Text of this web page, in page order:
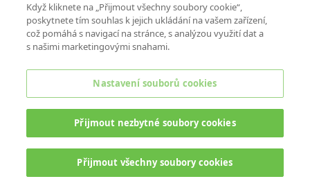
ONLINE CHAT
Když kliknete na „Přijmout všechny soubory cookie“,
poskytnete tím souhlas k jejich ukládání na vašem zařízení,
což pomáhá s navigací na stránce, s analýzou využití dat a
s našimi marketingovými snahami.
Nastavení souborů cookies
Přijmout nezbytné soubory cookies
Přijmout všechny soubory cookies